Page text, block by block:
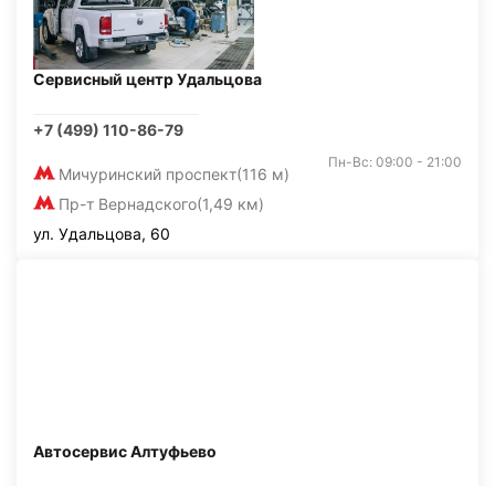
Сервисный центр Удальцова
+7 (499) 110-86-79
Мичуринский проспект(116 м)
Пр-т Вернадского(1,49 км)
Пн-Вс: 09:00 - 21:00
ул. Удальцова, 60
Автосервис Алтуфьево